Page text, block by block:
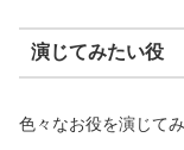
演じてみたい役
色々なお役を演じて